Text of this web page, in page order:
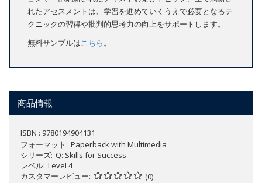
れたアセスメントは、学習を進めていくうえで必要となるテ
クニックの習得や批判的思考力の向上をサポートします。
無料サンプルはこちら。
商品情報
ISBN : 9780194904131
フォーマット
Paperback with Multimedia
シリーズ Q: Skills for Success
レベル Level 4
カスタマーレビュー
(0)